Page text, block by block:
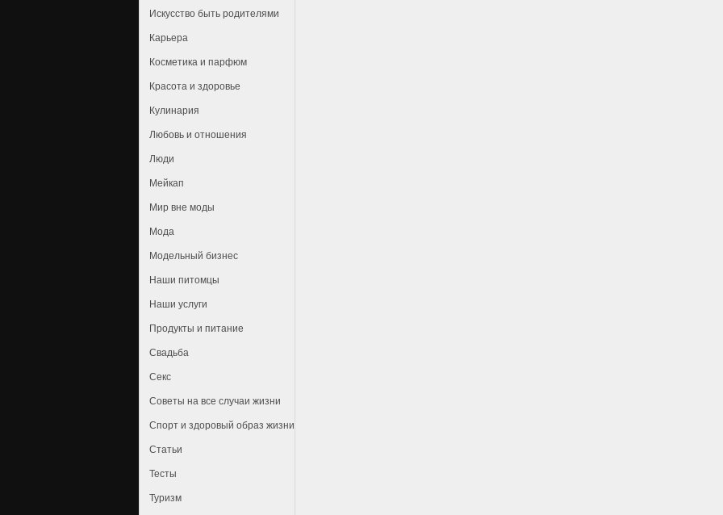
Искусство быть родителями
Карьера
Косметика и парфюм
Красота и здоровье
Кулинария
Любовь и отношения
Люди
Мейкап
Мир вне моды
Мода
Модельный бизнес
Наши питомцы
Наши услуги
Продукты и питание
Свадьба
Секс
Советы на все случаи жизни
Спорт и здоровый образ жизни
Статьи
Тесты
Туризм